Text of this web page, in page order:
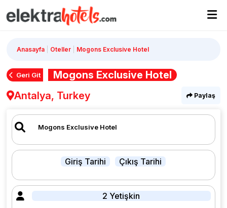
Anasayfa Oteller Mogons Exclusive Hotel
Geri Git
Mogons Exclusive Hotel
Antalya, Turkey
Paylaş
Giriş Tarihi Çıkış Tarihi
2 Yetişkin